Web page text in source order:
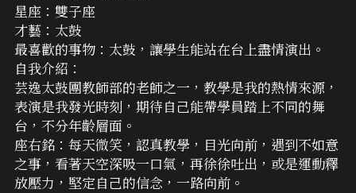
星座：雙子座
才藝：太鼓
最喜歡的事物：太鼓，讓學生能站在台上盡情演出。
自我介紹：
芸逸太鼓團教師部的老師之一，教學是我的熱情來源，
表演是我發光時刻，期待自己能帶學員踏上不同的舞
台，不分年齡層面。
座右銘：每天微笑，認真教學，目光向前，遇到不如意
之事，看著天空深吸一口氣，再徐徐吐出，或是運動釋
放壓力，堅定自己的信念，一路向前。